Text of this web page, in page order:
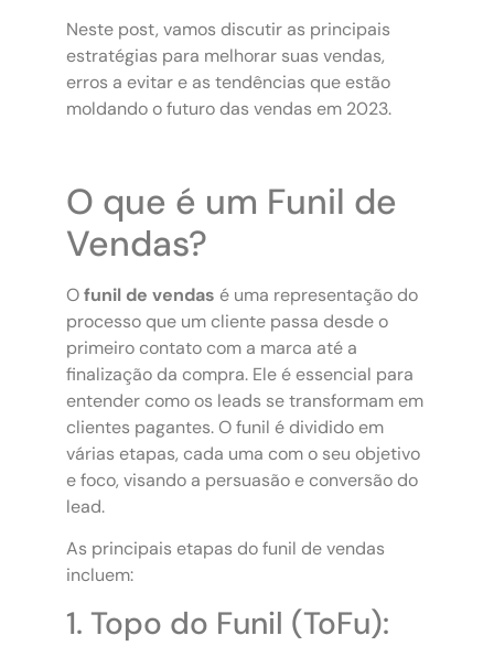
Neste post, vamos discutir as principais
estratégias para melhorar suas vendas,
erros a evitar e as tendências que estão
moldando o futuro das vendas em 2023.
O que é um Funil de
Vendas?
Ofunil de vendas é uma representação do
processo que um cliente passa desde o
primeiro contato com a marca até a
finalização da compra. Ele é essencial para
entender como os leads se transformam em
clientes pagantes. O funil é dividido em
várias etapas, cada uma com o seu objetivo
e foco, visando a persuasão e conversão do
lead.
As principais etapas do funil de vendas
incluem:
1. Topo do Funil (ToFu):